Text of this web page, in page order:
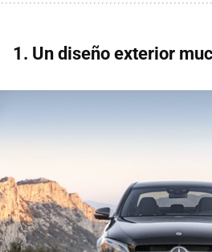
1. Un diseño exterior